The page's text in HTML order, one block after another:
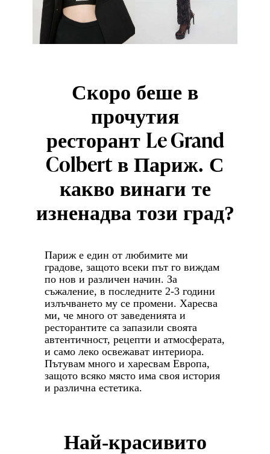
Скоро беше в
прочутия
ресторант Le Grand
Colbertв Париж. С
какво винаги те
изненадва този град?
Париж е един от любимите ми
градове, защото всеки път го виждам
по нов и различен начин. За
съжаление, в последните 2-3 години
излъчването му се промени. Харесва
ми, че много от заведенията и
ресторантите са запазили своята
автентичност, рецепти и атмосферата,
и само леко освежават интериора.
Пътувам много и харесвам Европа,
защото всяко място има своя история
и различна естетика.
Най-красивито